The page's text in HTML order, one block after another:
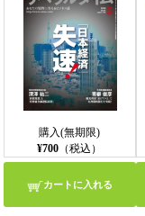
購入(無期限)
¥700 （税込）
カートに入れる